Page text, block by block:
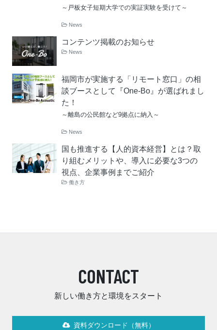
～戸板女子短期大学での実証実験を受けて～
News
コンテンツ掲載のお知らせ
News
福岡市が実施する「リモート窓口」の相
談ブースとして『One-Bo』が選ばれまし
た！
～離島の公民館など9拠点に納入～
News
国も推進する【人的資本経営】とは？取
り組むメリットや、導入に必要な3つの
視点、企業事例までご紹介
働き方
CONTACT
新しい働き方と環境をスタート
資料ダウンロード（無料）